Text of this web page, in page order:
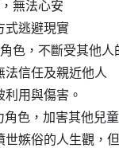
無法心安
式逃避現實
色，不斷受其他人
法信任及親近他人
用與傷害。
色，加害其他兒童
世嫉俗的人生觀，